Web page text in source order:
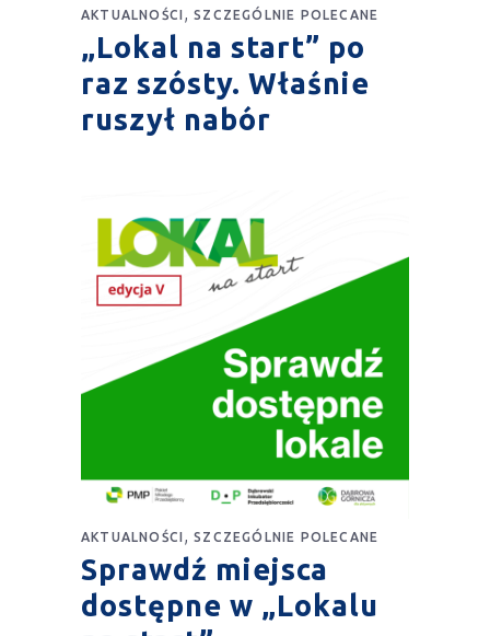
AKTUALNOŚCI ,SZCZEGÓLNIE POLECANE
„Lokal na start” po
raz szósty. Właśnie
ruszył nabór
AKTUALNOŚCI ,SZCZEGÓLNIE POLECANE
Sprawdź miejsca
dostępne w „Lokalu